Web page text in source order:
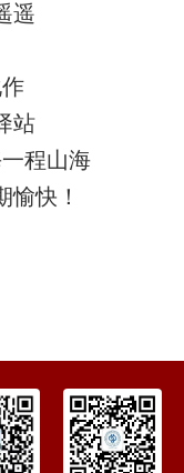
遥
站
程山海
愉快！